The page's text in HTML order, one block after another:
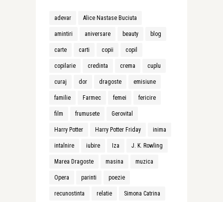
adevar Alice Nastase Buciuta
amintiri aniversare beauty blog
carte carti copii copil
copilarie credinta crema cuplu
curaj dor dragoste emisiune
familie Farmec femei fericire
film frumusete Gerovital
Harry Potter Harry Potter Friday inima
intalnire iubire Iza J. K. Rowling
Marea Dragoste masina muzica
Opera parinti poezie
recunostinta relatie Simona Catrina